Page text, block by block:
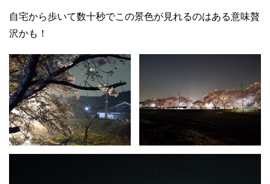
自宅から歩いて数十秒でこの景色が見れるのはある意味贅
沢かも！